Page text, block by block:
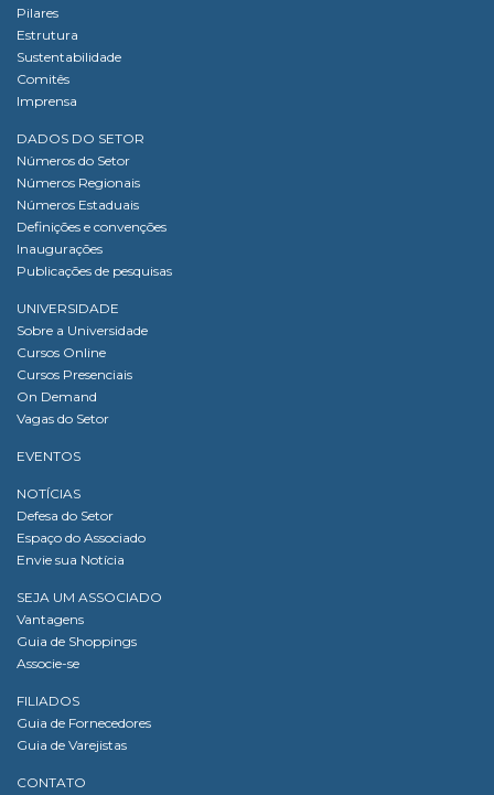
Pilares
Estrutura
Sustentabilidade
Comitês
Imprensa
DADOS DO SETOR
Números do Setor
Números Regionais
Números Estaduais
Definições e convenções
Inaugurações
Publicações de pesquisas
UNIVERSIDADE
Sobre a Universidade
Cursos Online
Cursos Presenciais
On Demand
Vagas do Setor
EVENTOS
NOTÍCIAS
Defesa do Setor
Espaço do Associado
Envie sua Notícia
SEJA UM ASSOCIADO
Vantagens
Guia de Shoppings
Associe-se
FILIADOS
Guia de Fornecedores
Guia de Varejistas
CONTATO